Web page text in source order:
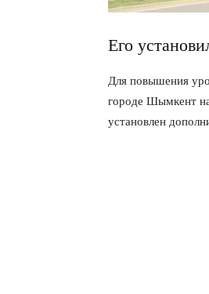
Его
Для повышения
городе Шымкент
установлен